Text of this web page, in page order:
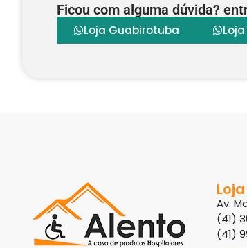
Ficou com alguma dúvida?
Loja Guabirotuba
Av.
(41)
(41)